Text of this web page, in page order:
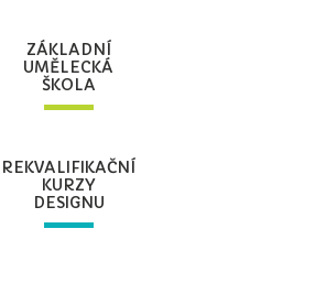
ZÁKLADNÍ
UMĚLECKÁ
ŠKOLA
REKVALIFIKAČNÍ
KURZY
DESIGNU